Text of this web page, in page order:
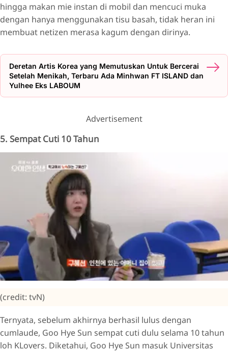
hingga makan mie instan di mobil dan mencuci muka
dengan hanya menggunakan tisu basah, tidak heran ini
membuat netizen merasa kagum dengan dirinya.
Deretan Artis Korea yang Memutuskan Untuk Bercerai
Setelah Menikah, Terbaru Ada Minhwan FT ISLAND dan
Yulhee Eks LABOUM
Advertisement
5. Sempat Cuti 10 Tahun
(credit: tvN)
Ternyata, sebelum akhirnya berhasil lulus dengan
cumlaude, Goo Hye Sun sempat cuti dulu selama 10 tahun
loh KLovers. Diketahui, Goo Hye Sun masuk Universitas